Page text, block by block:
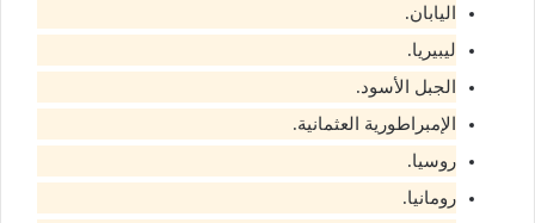
اليابان.
ليبيريا.
الجبل الأسود.
الإمبراطورية العثمانية.
روسيا.
رومانيا.